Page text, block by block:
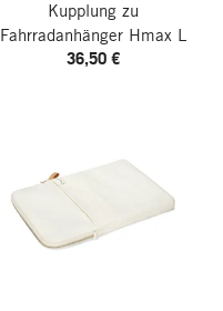
Kupplung zu
Fahrradanhänger Hmax L
36,50 €